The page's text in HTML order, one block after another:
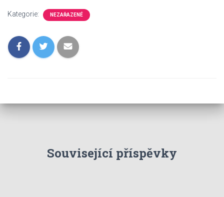
Kategorie: NEZAŘAZENÉ
Související příspěvky